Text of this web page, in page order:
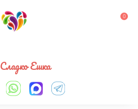
8 927 083 33 05 0
Сладко Ешка